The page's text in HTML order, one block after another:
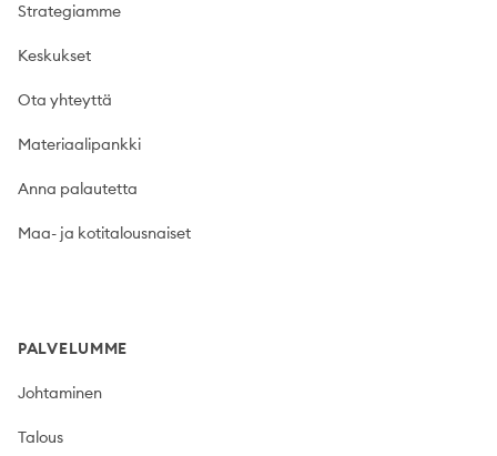
Strategiamme
Keskukset
Ota yhteyttä
Materiaalipankki
Anna palautetta
Maa- ja kotitalousnaiset
PALVELUMME
Johtaminen
Talous